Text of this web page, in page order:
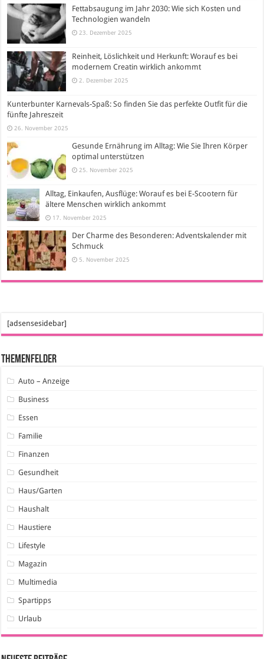
Fettabsaugung im Jahr 2030: Wie sich Kosten und
Technologien wandeln
23. Dezember 2025
Reinheit, Löslichkeit und Herkunft: Worauf es bei
modernem Creatin wirklich ankommt
2. Dezember 2025
Kunterbunter Karnevals-Spaß: So finden Sie das perfekte Outfit für die
fünfte Jahreszeit
26. November 2025
Gesunde Ernährung im Alltag: Wie Sie Ihren Körper
optimal unterstützen
25. November 2025
Alltag, Einkaufen, Ausflüge: Worauf es bei E-Scootern für
ältere Menschen wirklich ankommt
17. November 2025
Der Charme des Besonderen: Adventskalender mit
Schmuck
5. November 2025
[adsensesidebar]
Themenfelder
Auto – Anzeige
Business
Essen
Familie
Finanzen
Gesundheit
Haus/Garten
Haushalt
Haustiere
Lifestyle
Magazin
Multimedia
Spartipps
Urlaub